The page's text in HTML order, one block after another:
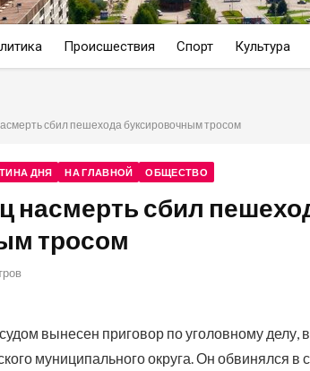
Происшествия Спорт Культура
сбил пешехода буксировочным тросом
ДНЯ НА ГЛАВНОЙ ОБЩЕСТВО
насмерть сбил
тросом
вынесен приговор по уголовному делу,
муниципального округа. Он обвинялся